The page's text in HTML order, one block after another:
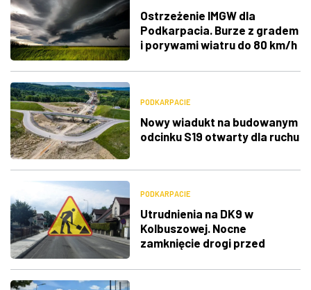
Ostrzeżenie IMGW dla
Podkarpacia. Burze z gradem
i porywami wiatru do 80 km/h
PODKARPACIE
Nowy wiadukt na budowanym
odcinku S19 otwarty dla ruchu
PODKARPACIE
Utrudnienia na DK9 w
Kolbuszowej. Nocne
zamknięcie drogi przed